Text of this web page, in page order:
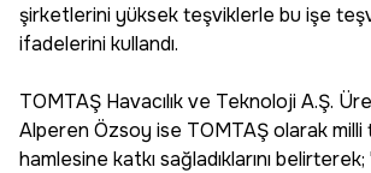
şirketlerini yüksek teşviklerle bu işe
ifadelerini kullandı.
TOMTAŞ Havacılık ve Teknoloji A.Ş.
Alperen Özsoy ise TOMTAŞ olarak
hamlesine katkı sağladıklarını